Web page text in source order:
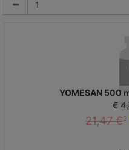
YOMESAN 500
€
21,47 €2